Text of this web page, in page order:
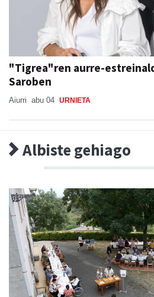
"Tigrea"ren aurre-
Saroben
Aiurri abu 04 URNIETA
Albiste gehiago